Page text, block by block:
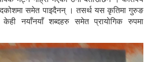
समेत पाइदैनन् । तसर्थ यस कृतिमा गुरुङ
केही नयाँनयाँ शब्दहरु समेत प्रायोगिक रुपमा